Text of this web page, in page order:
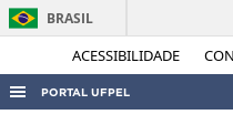
ACESSIBILIDADE
BRASIL
PORTAL UFPEL